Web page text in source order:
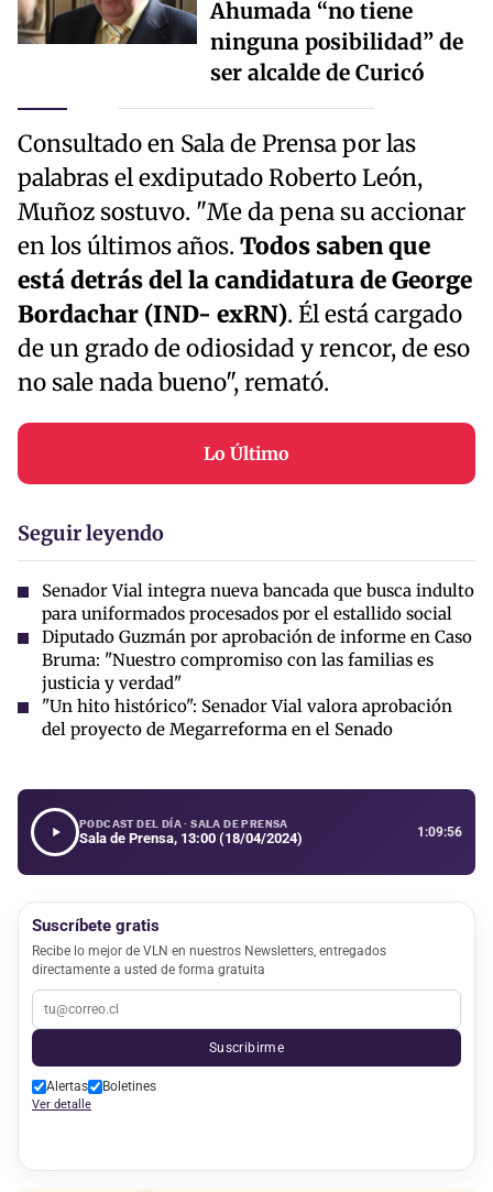
Ahumada “no tiene
ninguna posibilidad” de
ser alcalde de Curicó
Consultado en Sala de Prensa por las
palabras el exdiputado Roberto León,
Muñoz sostuvo. "Me da pena su accionar
en los últimos años. Todos saben que
está detrás del la candidatura de George
Bordachar (IND- exRN). Él está cargado
de un grado de odiosidad y rencor, de eso
no sale nada bueno", remató.
Lo Último
Seguir leyendo
Senador Vial integra nueva bancada que busca indulto
para uniformados procesados por el estallido social
Diputado Guzmán por aprobación de informe en Caso
Bruma: "Nuestro compromiso con las familias es
justicia y verdad"
"Un hito histórico": Senador Vial valora aprobación
del proyecto de Megarreforma en el Senado
PODCAST DEL DÍA · SALA DE PRENSA
Sala de Prensa, 13:00 (18/04/2024) 1:09:56
Suscríbete gratis
Recibe lo mejor de VLN en nuestros Newsletters, entregados
directamente a usted de forma gratuita
Suscribirme
Alertas Boletines
Ver detalle